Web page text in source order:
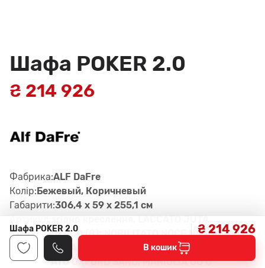
Шафа POKER 2.0
₴ 214 926
Фабрика:ALF DaFre
Колір:Бежевый, Коричневый
Габарити:306,4 x 59 x 255,1 см
Артикул:
згiдно креслення, LACCATO JUTA
OPACO (8); NOBILITATO NOCE NA
TURALE, SCOCCA INTERNA NOBILIT
ATO OXFORD SAND, MANIGLIA GO U
Шафа POKER 2.0 ₴ 214 926
В кошик